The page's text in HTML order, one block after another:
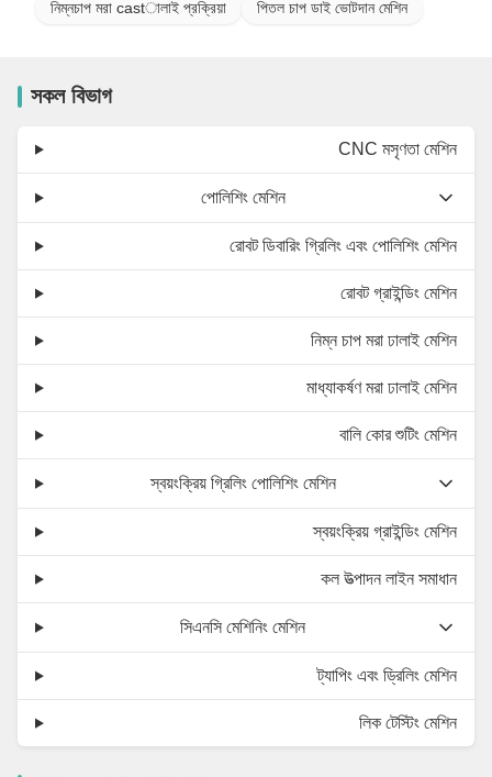
নিম্নচাপ মরা castালাই প্রক্রিয়া পিতল চাপ ডাই ভোটদান মেশিন
সকল বিভাগ
CNC মসৃণতা মেশিন
পোলিশিং মেশিন
রোবট ডিবারিং গ্রিলিং এবং পোলিশিং মেশিন
রোবট গ্রাইন্ডিং মেশিন
নিম্ন চাপ মরা ঢালাই মেশিন
মাধ্যাকর্ষণ মরা ঢালাই মেশিন
বালি কোর শুটিং মেশিন
স্বয়ংক্রিয় গ্রিলিং পোলিশিং মেশিন
স্বয়ংক্রিয় গ্রাইন্ডিং মেশিন
কল উত্পাদন লাইন সমাধান
সিএনসি মেশিনিং মেশিন
ট্যাপিং এবং ড্রিলিং মেশিন
লিক টেস্টিং মেশিন